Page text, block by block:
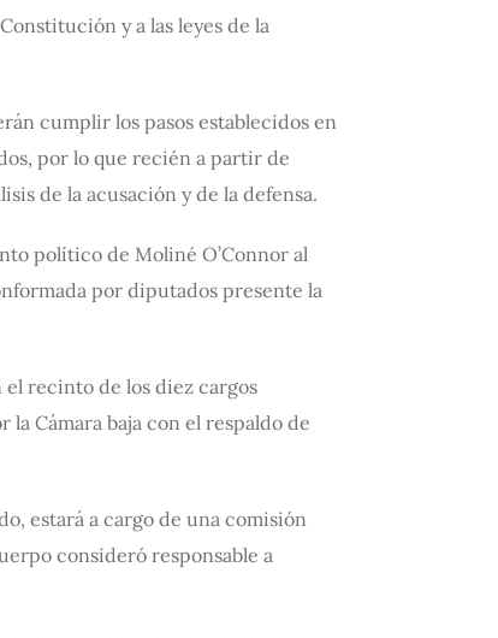
y a las leyes de la
cumplir los pasos establecidos en
por lo que recién a partir de
de la acusación y de la defensa.
político de Moliné O’Connor al
por diputados presente la
el recinto de los diez cargos
Cámara baja con el respaldo de
estará a cargo de una comisión
consideró responsable a